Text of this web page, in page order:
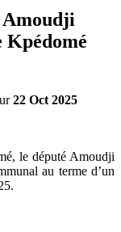
Amoudji
Kpédomé
22 Oct 2025
le député Amoudji
au terme d’un